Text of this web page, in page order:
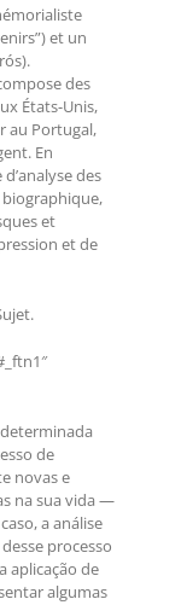
et un
des
États-Unis,
au Portugal,
En
des
et
et de
de
novas e
na sua vida —
a análise
processo
aplicação de
algumas